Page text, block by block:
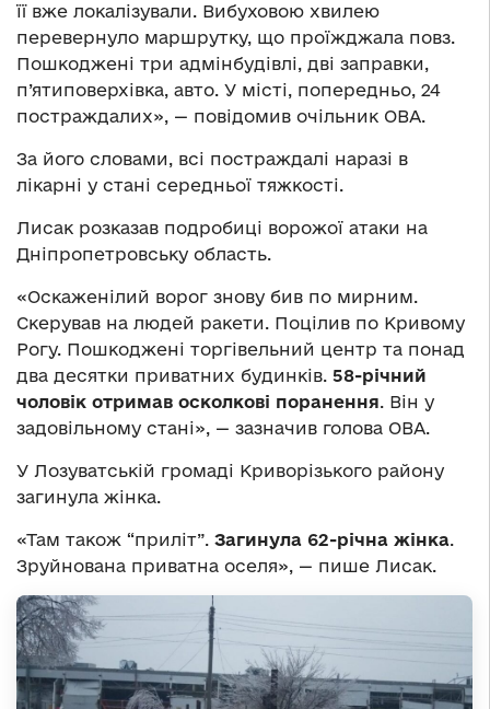
її вже локалізували. Вибуховою хвилею
перевернуло маршрутку, що проїжджала повз.
Пошкоджені три адмінбудівлі, дві заправки,
п’ятиповерхівка, авто. У місті, попередньо, 24
постраждалих», — повідомив очільник ОВА.
За його словами, всі постраждалі наразі в
лікарні у стані середньої тяжкості.
Лисак розказав подробиці ворожої атаки на
Дніпропетровську область.
«Оскаженілий ворог знову бив по мирним.
Скерував на людей ракети. Поцілив по Кривому
Рогу. Пошкоджені торгівельний центр та понад
два десятки приватних будинків. 58-річний
чоловік отримав осколкові поранення. Він у
задовільному стані», — зазначив голова ОВА.
У Лозуватській громаді Криворізького району
загинула жінка.
«Там також “приліт”. Загинула 62-річна жінка.
Зруйнована приватна оселя», — пише Лисак.